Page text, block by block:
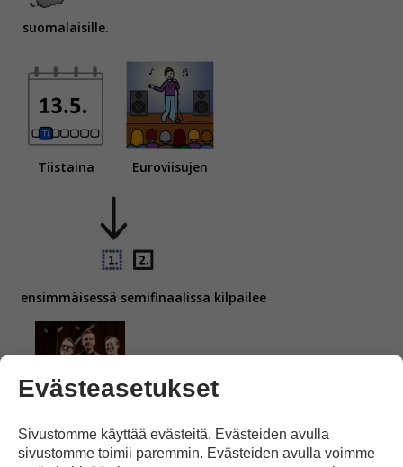
suomalaisille.
Tiistaina Euroviisujen
ensimmäisessä semifinaalissa kilpailee
Evästeasetukset
Sivustomme käyttää evästeitä. Evästeiden avulla
sivustomme toimii paremmin. Evästeiden avulla voimme